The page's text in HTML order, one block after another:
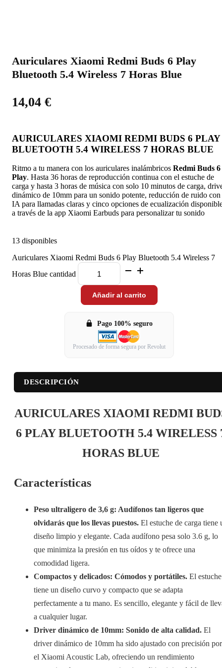
Auriculares Xiaomi Redmi Buds 6 Play
Bluetooth 5.4 Wireless 7 Horas Blue
14,04 €
AURICULARES XIAOMI REDMI BUDS 6 PLAY
BLUETOOTH 5.4 WIRELESS 7 HORAS BLUE
Ritmo a tu manera con los auriculares inalámbricos Redmi Buds 6
Play. Hasta 36 horas de reproducción continua con el estuche de
carga y hasta 3 horas de música con solo 10 minutos de carga,
dinámico de 10mm para un sonido potente, reducción de ruido con
IA para llamadas claras y cinco opciones de ecualización
a través de la app Xiaomi Earbuds para personalizar tu sonido
13 disponibles
Auriculares Xiaomi Redmi Buds 6 Play Bluetooth 5.4 Wireless 7
Horas Blue cantidad
Añadir al carrito
Pago 100% seguro
Procesado de forma segura por Revolut
DESCRIPCIÓN
AURICULARES XIAOMI REDMI
6 PLAY BLUETOOTH 5.4 WIRELESS
HORAS BLUE
Características
Peso ultraligero de 3,6 g: Audífonos tan ligeros que
olvidarás que los llevas puestos. El estuche de carga tiene
diseño limpio y elegante. Cada audífono pesa solo 3.6 g, lo
que minimiza la presión en tus oídos y te ofrece una
comodidad ligera.
Compactos y delicados: Cómodos y portátiles. El estuche
tiene un diseño curvo y compacto que se adapta
perfectamente a tu mano. Es sencillo, elegante y fácil de
a cualquier lugar.
Driver dinámico de 10mm: Sonido de alta calidad. El
driver dinámico de 10mm ha sido ajustado con precisión por
el Xiaomi Acoustic Lab, ofreciendo un rendimiento